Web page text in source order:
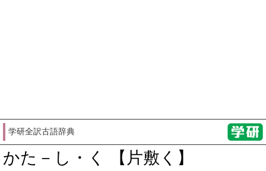
学研全訳古語辞典
かた－し・く 【片敷く】